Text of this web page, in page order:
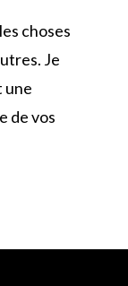
choses
Je
une
de vos